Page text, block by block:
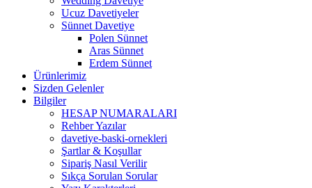
Ucuz Davetiyeler
Sünnet Davetiye
Polen Sünnet
Aras Sünnet
Erdem Sünnet
Ürünlerimiz
Sizden Gelenler
Bilgiler
HESAP NUMARALARI
Rehber Yazılar
davetiye-baski-ornekleri
Şartlar & Koşullar
Sipariş Nasıl Verilir
Sıkça Sorulan Sorular